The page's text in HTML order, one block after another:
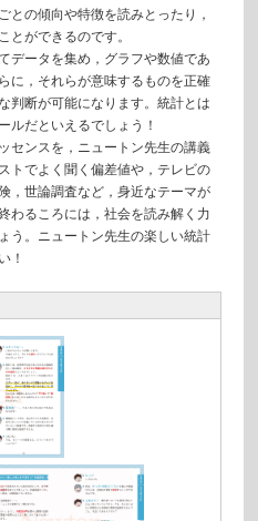
との傾向や特徴を読みとったり，
とができるのです。
データを集め，グラフや数値であ
に，それらが意味するものを正確
判断が可能になります。統計とは
ルだといえるでしょう！
センスを，ニュートン先生の講義
トでよく聞く偏差値や，テレビの
，世論調査など，身近なテーマが
わるころには，社会を読み解く力
う。ニュートン先生の楽しい統計
！